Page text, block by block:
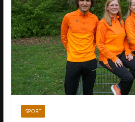
SPORT